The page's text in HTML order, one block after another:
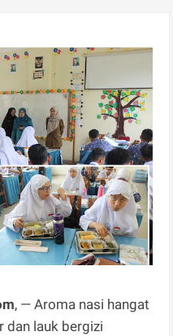
, — Aroma nasi hangat
dan lauk bergizi